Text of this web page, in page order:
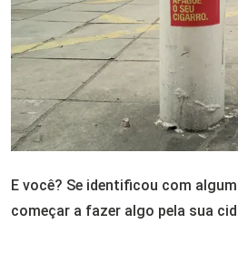
E você? Se identificou com
começar a fazer algo pela sua